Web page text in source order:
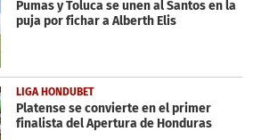
Pumas y Toluca se unen al Santos en la
puja por fichar a Alberth Elis
LIGA HONDUBET
Platense se convierte en el primer
finalista del Apertura de Honduras